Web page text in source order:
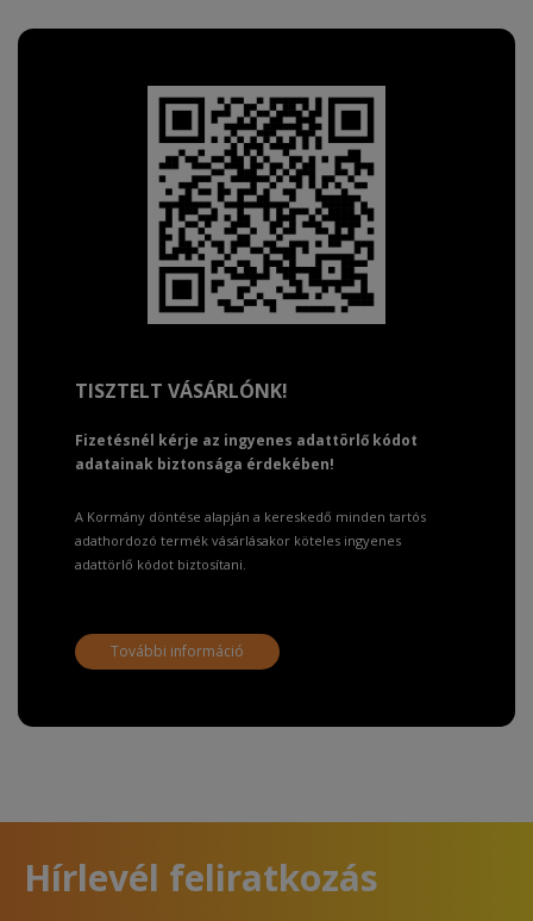
TISZTELT VÁSÁRLÓNK!
Fizetésnél kérje az ingyenes adattörlő kódot
adatainak biztonsága érdekében!
A Kormány döntése alapján a kereskedő minden tartós
adathordozó termék vásárlásakor köteles ingyenes
adattörlő kódot biztosítani.
További információ
Hírlevél feliratkozás